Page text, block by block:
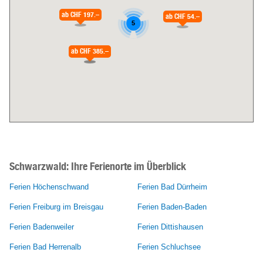
5
ab CHF 54.–
ab CHF 197.–
ab CHF 229.–
ab CHF 385.–
Schwarzwald: Ihre Ferienorte im Überblick
Ferien Höchenschwand Ferien Bad Dürrheim
Ferien Freiburg im Breisgau Ferien Baden-Baden
Ferien Badenweiler Ferien Dittishausen
Ferien Bad Herrenalb Ferien Schluchsee